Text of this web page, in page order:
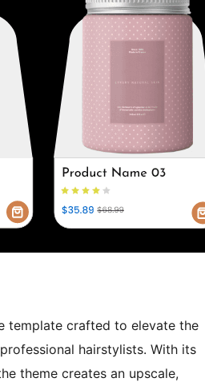
template crafted to elevate the
hairstylists. With its
theme creates an upscale,